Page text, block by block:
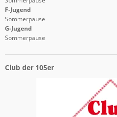
F-Jugend
Sommerpause
G-Jugend
Sommerpause
Club der 105er